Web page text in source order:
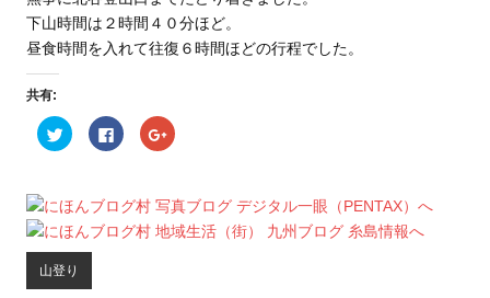
下山時間は２時間４０分ほど。
昼食時間を入れて往復６時間ほどの行程でした。
共有:
ク
リ
T
w
i
t
e
r
F
a
o
で
ク
リ
て
G
o
o
山登り